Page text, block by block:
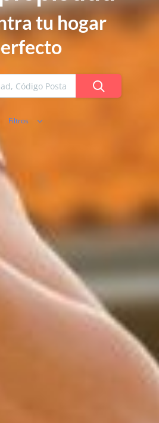
tu hogar
Filtros